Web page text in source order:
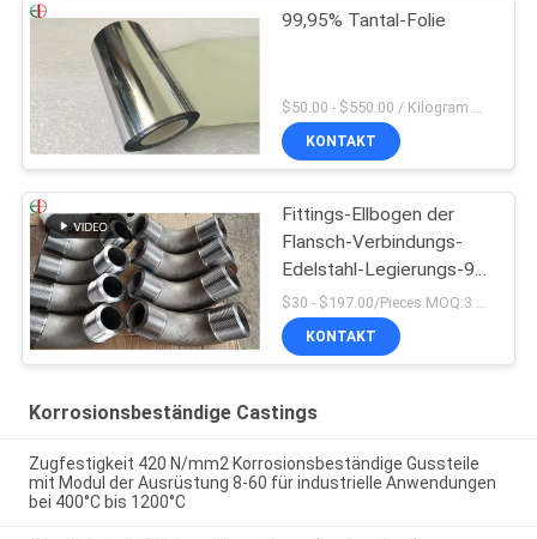
99,95% Tantal-Folie
$50.00 - $550.00 / Kilogram MOQ:2 Kilogramm
KONTAKT
Fittings-Ellbogen der
Flansch-Verbindungs-
Edelstahl-Legierungs-90
des Grad-1,4418
KONTAKT
Korrosionsbeständige Castings
Zugfestigkeit 420 N/mm2 Korrosionsbeständige Gussteile
mit Modul der Ausrüstung 8-60 für industrielle Anwendungen
bei 400°C bis 1200°C